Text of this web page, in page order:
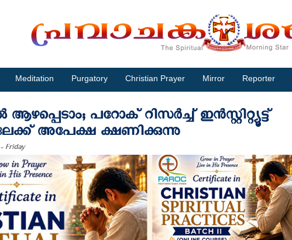
Meditation Purgatory Christian Prayer Mirror Reporter
പറോക് റിസർച്ച് ഇൻസ്റ്റിറ്റ്യൂട്ട്
അപേക്ഷ ക്ഷണിക്കുന്നു
Friday